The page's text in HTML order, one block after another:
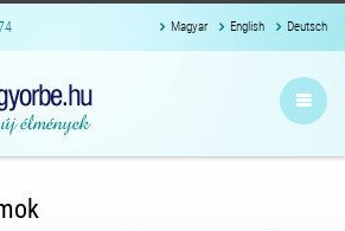
Magyar English Deutsch